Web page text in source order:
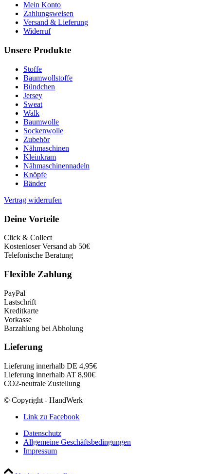
Mein Konto
Zahlungsweisen
Versand & Lieferung
Widerruf
Unsere Produkte
Stoffe
Baumwollstoffe
Bündchen
Jersey
Sweat
Walk
Baumwolle
Sockenwolle
Zubehör
Nähmaschinen
Kleinkram
Nähmaschinennadeln
Knöpfe
Bänder
Vertrag widerrufen
Deine Vorteile
Click & Collect
Kostenloser Versand ab 50€
Telefonische Beratung
Flexible Zahlung
PayPal
Lastschrift
Kreditkarte
Vorkasse
Barzahlung bei Abholung
Lieferung
Lieferung innerhalb DE 4,95€
Lieferung innerhalb AT 8,90€
CO2-neutrale Zustellung
© Copyright - HandWerk
Link zu Facebook
Datenschutz
Allgemeine Geschäftsbedingungen
Impressum